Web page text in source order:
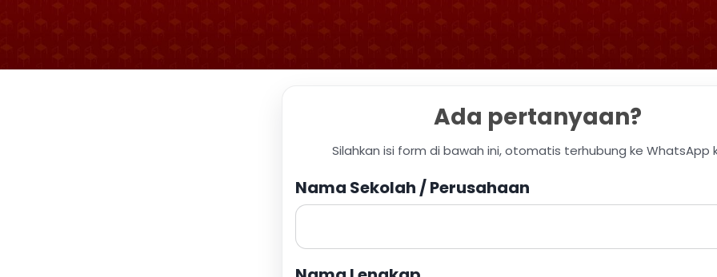
Ada pertanyaan?
Silahkan isi form di bawah ini, otomatis terhubung ke WhatsApp
Nama Sekolah / Perusahaan